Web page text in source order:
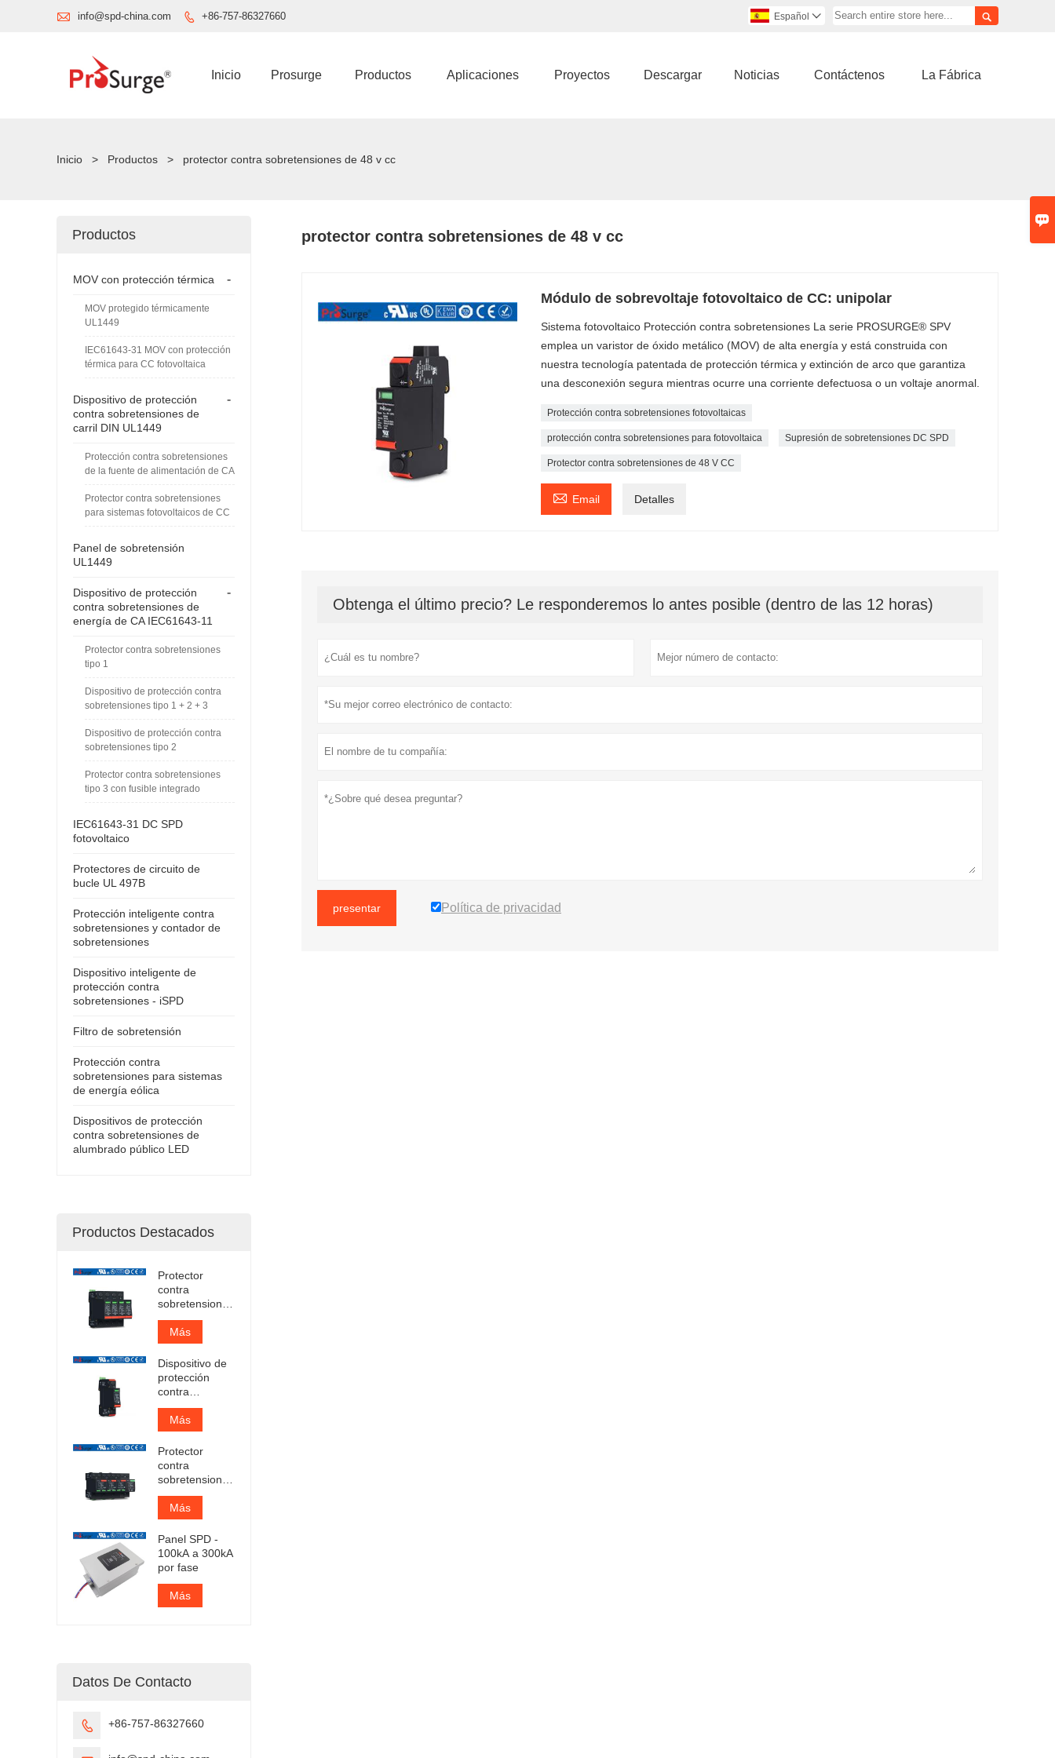

 info@spd-china.com  +86-757-86327660 
Español 
Inicio Prosurge Productos Aplicaciones Proyectos Descargar Noticias Contáctenos La Fábrica
Inicio > Productos > protector contra sobretensiones de 48 v cc
protector contra sobretensiones de 48 v cc
Módulo de sobrevoltaje fotovoltaico de CC: unipolar
Sistema fotovoltaico Protección contra sobretensiones La serie PROSURGE® SPV
emplea un varistor de óxido metálico (MOV) de alta energía y está construida con
nuestra tecnología patentada de protección térmica y extinción de arco que garantiza
una desconexión segura mientras ocurre una corriente defectuosa o un voltaje anormal.
Protección contra sobretensiones fotovoltaicas
protección contra sobretensiones para fotovoltaica Supresión de sobretensiones DC SPD
Protector contra sobretensiones de 48 V CC
 Email Detalles
Obtenga el último precio? Le responderemos lo antes posible (dentro de las 12 horas)
presentar Política de privacidad
Productos
-
MOV con protección térmica
MOV protegido térmicamente
UL1449
IEC61643-31 MOV con protección
térmica para CC fotovoltaica
-
Dispositivo de protección
contra sobretensiones de
carril DIN UL1449
Protección contra sobretensiones
de la fuente de alimentación de CA
Protector contra sobretensiones
para sistemas fotovoltaicos de CC
Panel de sobretensión
UL1449
-
Dispositivo de protección
contra sobretensiones de
energía de CA IEC61643-11
Protector contra sobretensiones
tipo 1
Dispositivo de protección contra
sobretensiones tipo 1 + 2 + 3
Dispositivo de protección contra
sobretensiones tipo 2
Protector contra sobretensiones
tipo 3 con fusible integrado
IEC61643-31 DC SPD
fotovoltaico
Protectores de circuito de
bucle UL 497B
Protección inteligente contra
sobretensiones y contador de
sobretensiones
Dispositivo inteligente de
protección contra
sobretensiones - iSPD
Filtro de sobretensión
Protección contra
sobretensiones para sistemas
de energía eólica
Dispositivos de protección
contra sobretensiones de
alumbrado público LED
Productos Destacados
Protector
contra
sobretensiones
enchufable
Iimp 12.5kA
certificado por
TUV
Más
Dispositivo de
protección
contra
sobretensiones
CA tipo 1+2
certificado por
TUV
Más
Protector
contra
sobretensiones
enchufable
Iimp 25kA
certificado por
TUV
Más
Panel SPD -
100kA a 300kA
por fase
Más
Datos De Contacto
 +86-757-86327660